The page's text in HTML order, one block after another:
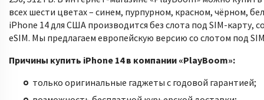
всех шести цветах – синем, пурпурном, красном, чёрном,
iPhone 14 для США производится без слота под SIM-карту,
eSIM. Мы предлагаем европейскую версию со слотом под
Причины купить iPhone 14 в компании «PlayBoom»:
только оригинальные гаджеты с годовой гарантией;